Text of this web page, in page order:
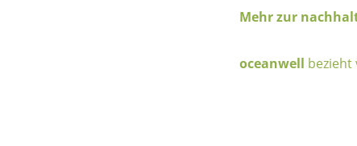
Mehr zur
oceanwell bezieht